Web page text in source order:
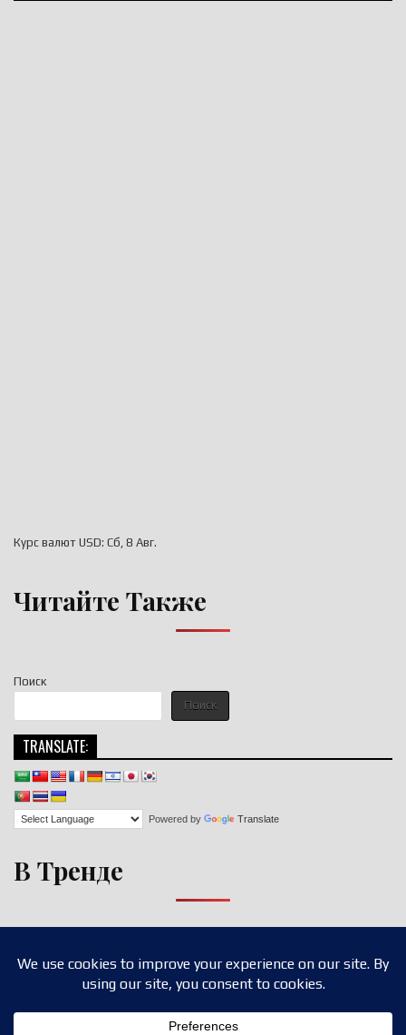
Поиск
Поиск
TRANSLATE:
Powered by Translate
В Тренде
Курс валют USD: Сб, 8 Авг.
Читайте Также
Design by ThemesDNA.com